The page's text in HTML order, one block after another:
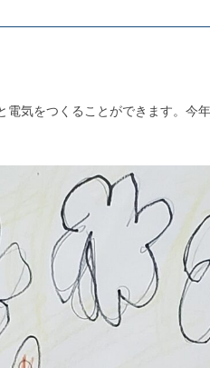
気をつくることができます。今